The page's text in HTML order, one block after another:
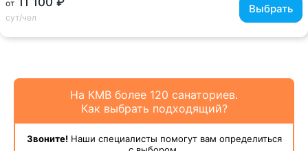
от
сут/чел
Выбрать
На КМВ более 120 санаториев.
Как выбрать подходящий?
Звоните!Наши специалисты помогут вам определиться